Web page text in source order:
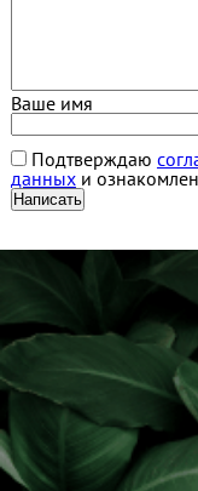
Ваше имя
Подтверждаю
данныхи